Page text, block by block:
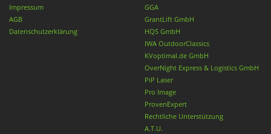
Impressum
AGB
Datenschutzerklärung
GGA
GrantLift GmbH
HQS GmbH
IWA OutdoorClassics
KVoptimal.de GmbH
OverNight Express & Logistics GmbH
PiP Laser
Pro Image
ProvenExpert
Rechtliche Unterstützung
A.T.U.